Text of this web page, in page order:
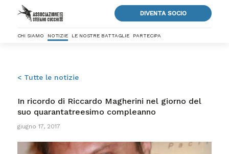
DIVENTA SOCIO
CHI SIAMO NOTIZIE LE NOSTRE BATTAGLIE PARTECIPA
< Tutte le notizie
In ricordo di Riccardo Magherini nel giorno del
suo quarantatreesimo compleanno
giugno 17, 2017